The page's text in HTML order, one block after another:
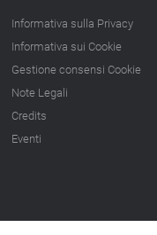
Informativa sulla Privacy
Informativa sui Cookie
Gestione consensi Cookie
Note Legali
Credits
Eventi